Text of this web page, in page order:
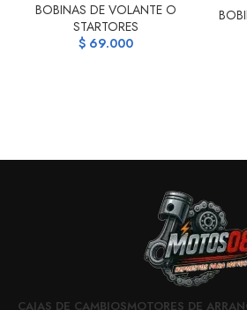
BOBINAS DE VOLANTE O
STARTORES
$69.000
CAJAS DE CAMBIOSMOTORES DE